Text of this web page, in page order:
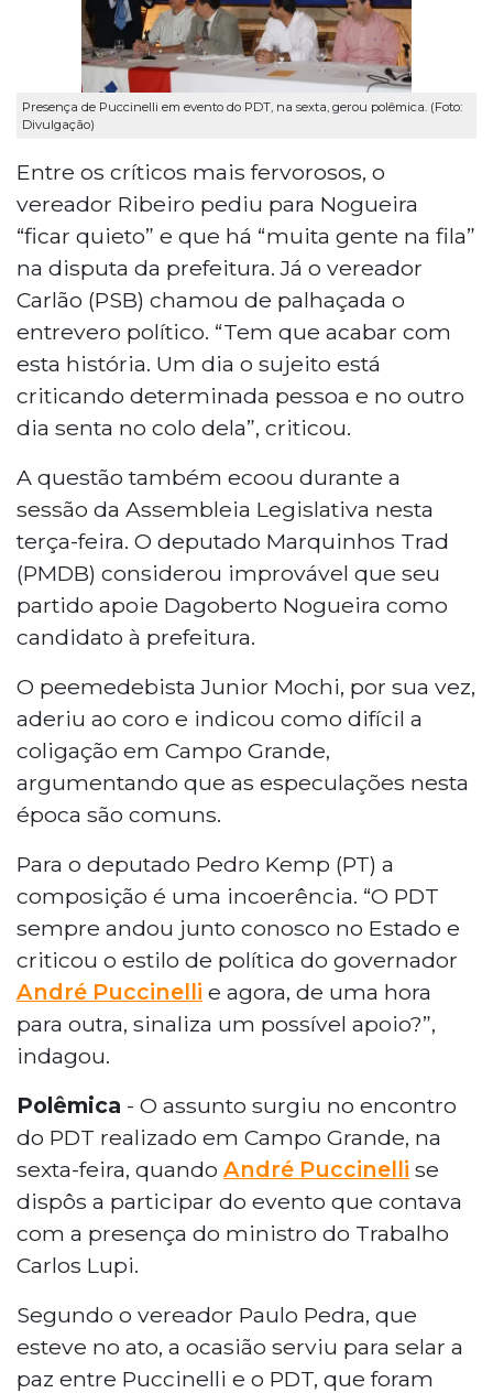
Presença de Puccinelli em evento do PDT, na sexta, gerou polêmica. (Foto:
Divulgação)
Entre os críticos mais fervorosos, o
vereador Ribeiro pediu para Nogueira
“ficar quieto” e que há “muita gente na fila”
na disputa da prefeitura. Já o vereador
Carlão (PSB) chamou de palhaçada o
entrevero político. “Tem que acabar com
esta história. Um dia o sujeito está
criticando determinada pessoa e no outro
dia senta no colo dela”, criticou.
A questão também ecoou durante a
sessão da Assembleia Legislativa nesta
terça-feira. O deputado Marquinhos Trad
(PMDB) considerou improvável que seu
partido apoie Dagoberto Nogueira como
candidato à prefeitura.
O peemedebista Junior Mochi, por sua vez,
aderiu ao coro e indicou como difícil a
coligação em Campo Grande,
argumentando que as especulações nesta
época são comuns.
Para o deputado Pedro Kemp (PT) a
composição é uma incoerência. “O PDT
sempre andou junto conosco no Estado e
criticou o estilo de política do governador
André Puccinelli e agora, de uma hora
para outra, sinaliza um possível apoio?”,
indagou.
Polêmica - O assunto surgiu no encontro
do PDT realizado em Campo Grande, na
sexta-feira, quando André Puccinelli se
dispôs a participar do evento que contava
com a presença do ministro do Trabalho
Carlos Lupi.
Segundo o vereador Paulo Pedra, que
esteve no ato, a ocasião serviu para selar a
paz entre Puccinelli e o PDT, que foram